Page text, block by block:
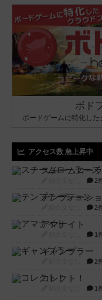
ボド
ボードゲームに特化し
アクセス数 急上昇中
スチームロー
2
テンプテーシ
2
アマナイト
1
ギャンブラー
2
コレクト！
1